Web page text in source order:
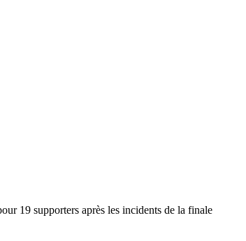
19 supporters après les incidents de la finale